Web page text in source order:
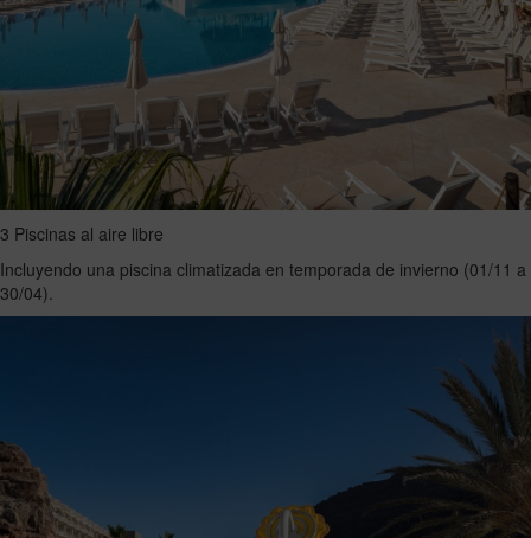
3 Piscinas al aire libre
Incluyendo una piscina climatizada en temporada de invierno (01/11 a
30/04).